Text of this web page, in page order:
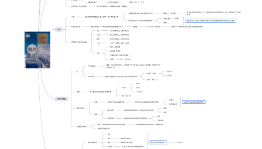
客户端、插件
解决方案
团队协作提效
在线绘图